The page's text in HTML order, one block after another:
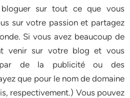
sur tout ce que vous
sur votre passion et partagez
Si vous avez beaucoup de
venir sur votre blog et vous
par de la publicité ou des
que pour le nom de domaine
respectivement.) Vous pouvez